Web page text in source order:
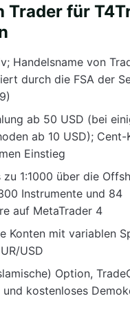
Trader für
Handelsname von
durch die FSA der
ab 50 USD (bei
ab 10 USD);
Einstieg
1:1000 über die
Instrumente und 84
auf MetaTrader 4
Konten mit variablen
USD
Option,
kostenloses